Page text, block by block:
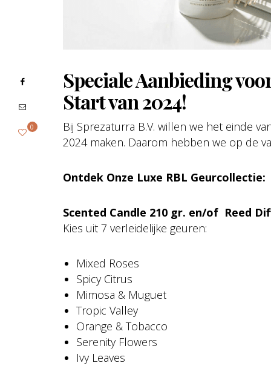
Speciale Aanbieding
Start van 2024!
Bij Sprezaturra B.V. willen we het einde
2024 maken. Daarom hebben we op de
Ontdek Onze Luxe RBL Geurcollectie:
Scented Candle 210 gr. en/of Reed
Kies uit 7 verleidelijke geuren:
Mixed Roses
Spicy Citrus
Mimosa & Muguet
Tropic Valley
Orange & Tobacco
Serenity Flowers
Ivy Leaves
0